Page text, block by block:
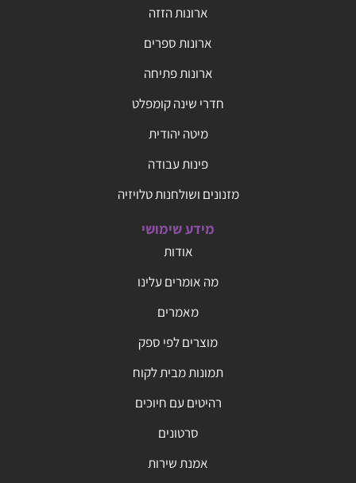
ארונות הזזה
ארונות ספרים
ארונות פתיחה
חדרי שינה קומפלט
מיטה יהודית
פינות עבודה
מזנונים ושולחנות טלויזיה
מידע שימושי
אודות
מה אומרים עלינו
מאמרים
מוצרים לפי ספק
תמונות מבית לקוח
רהיטים עם חיוכים
סרטונים
אמנת שירות